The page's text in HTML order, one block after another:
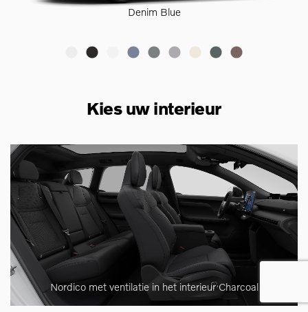
Denim Blue
Kies uw interieur
Nordico met ventilatie in het interieur Charcoal